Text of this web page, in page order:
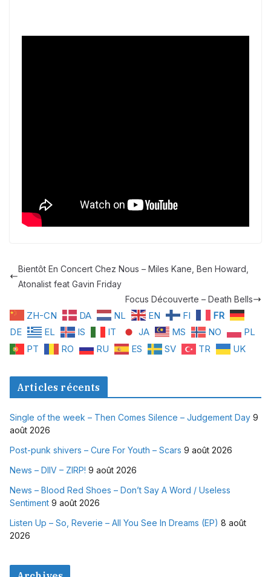
Bientôt En Concert Chez Nous – Miles Kane, Ben Howard,
Atonalist feat Gavin Friday
Focus Découverte – Death Bells
ZH-CN DA NL EN FI
FR
DE
EL IS IT JA MS NO
PL
PT
RO RU ES SV TR UK
Articles récents
Single of the week – Then Comes Silence – Judgement Day 9
août 2026
Post-punk shivers – Cure For Youth – Scars 9 août 2026
News – DIIV – ZIRP! 9 août 2026
News – Blood Red Shoes – Don’t Say A Word / Useless
Sentiment 9 août 2026
Listen Up – So, Reverie – All You See In Dreams (EP) 8 août
2026